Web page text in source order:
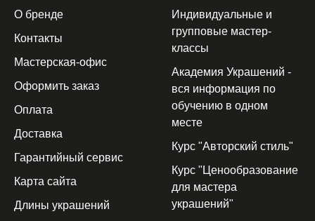
О бренде
Контакты
Мастерская-офис
Оформить заказ
Оплата
Доставка
Гарантийный сервис
Карта сайта
Длины украшений
Индивидуальные и
групповые мастер-
классы
Академия Украшений -
вся информация по
обучению в одном
месте
Курс "Авторский стиль"
Курс "Ценообразование
для мастера
украшений"